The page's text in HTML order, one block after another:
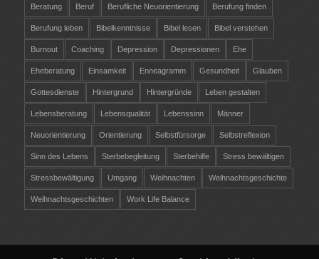
Beratung Beruf Berufliche Neuorientierung Berufung finden
Berufung leben Bibelkenntnisse Bibel lesen Bibel verstehen
Burnout Coaching Depression Depressionen Ehe
Eheberatung Einsamkeit Enneagramm Gesundheit Glauben
Gottesdienste Hintergrund Hintergründe Leben gestalten
Lebensberatung Lebensqualität Lebenssinn Männer
Neuorientierung Orientierung Selbstfürsorge Selbstreflexion
Sinn des Lebens Sterbebegleitung Sterbehilfe Stress bewältigen
Stressbewältigung Umgang Weihnachten Weihnachtsgeschichte
Weihnachtsgeschichten Work Life Balance